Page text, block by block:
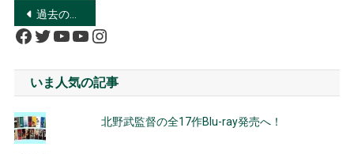
投
稿
ナ
ビ
ゲ
過去の投稿
Facebook
Twitter
YouTube
YouTube
Instagram
いま人気の記事
北野武監督の全17作Blu-ray発売へ！